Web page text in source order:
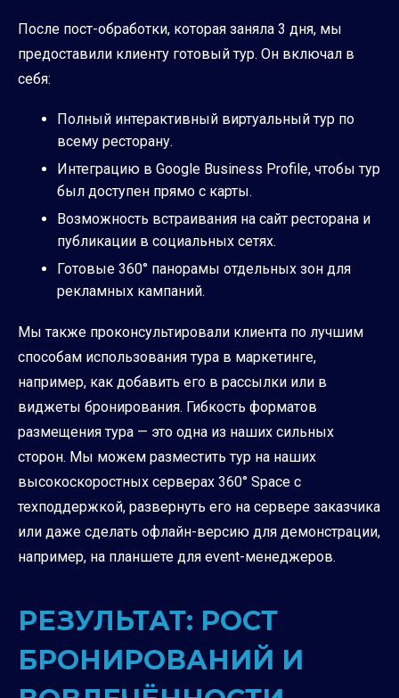
После пост-обработки, которая заняла 3 дня, мы
предоставили клиенту готовый тур. Он включал в
себя:
Полный интерактивный виртуальный тур по
всему ресторану.
Интеграцию в Google Business Profile, чтобы тур
был доступен прямо с карты.
Возможность встраивания на сайт ресторана и
публикации в социальных сетях.
Готовые 360° панорамы отдельных зон для
рекламных кампаний.
Мы также проконсультировали клиента по лучшим
способам использования тура в маркетинге,
например, как добавить его в рассылки или в
виджеты бронирования. Гибкость форматов
размещения тура — это одна из наших сильных
сторон. Мы можем разместить тур на наших
высокоскоростных серверах 360° Space с
техподдержкой, развернуть его на сервере заказчика
или даже сделать офлайн-версию для демонстрации,
например, на планшете для event-менеджеров.
РЕЗУЛЬТАТ: РОСТ
БРОНИРОВАНИЙ И